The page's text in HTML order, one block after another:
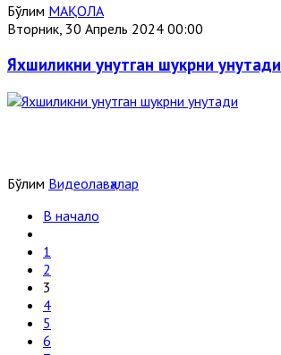
Бўлим МАҚОЛА
Вторник, 30 Апрель 2024 00:00
Яхшиликни унутган шукрни унутади
Бўлим Видеолавҳалар
В начало
1
2
3
4
5
6